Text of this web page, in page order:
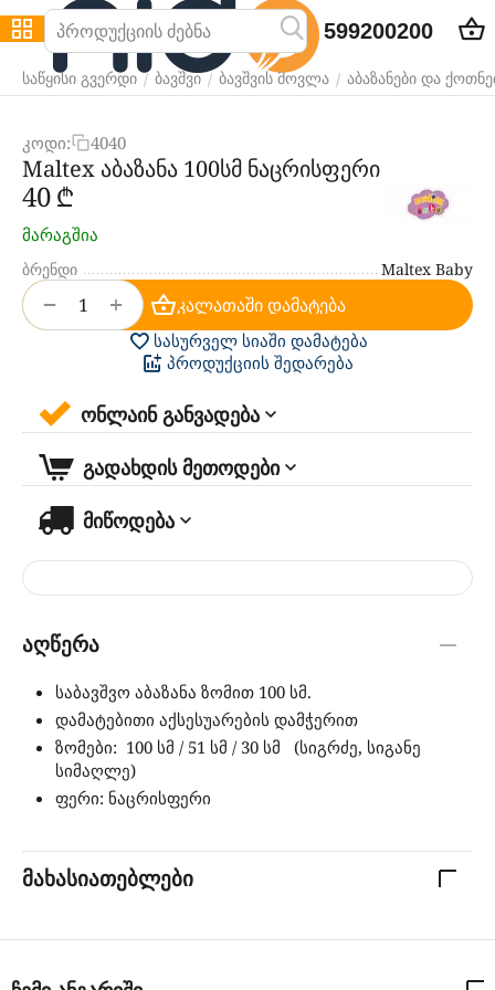
599200200
საწყისი გვერდი / ბავშვი / ბავშვის მოვლა / აბაზანები და
კოდი: 4040
Maltex აბაზანა 100სმ ნაცრისფერი
‍40‍₾
მარაგშია
ბრენდი Maltex Baby
+
− კალათაში დამატება
სასურველ სიაში დამატება
პროდუქციის შედარება
ონლაინ განვადება
გადახდის მეთოდები
მიწოდება
აღწერა
საბავშვო აბაზანა ზომით 100 სმ.
დამატებითი აქსესუარების დამჭერით
ზომები: 100 სმ / 51 სმ / 30 სმ (სიგრძე, სიგანე
სიმაღლე)
ფერი: ნაცრისფერი
მახასიათებლები